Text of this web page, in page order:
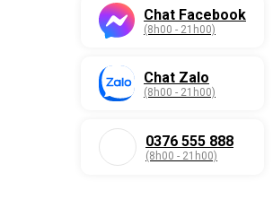
Chat Facebook
(8h00 - 21h00)
Chat Zalo
(8h00 - 21h00)
0376 555 888
(8h00 - 21h00)